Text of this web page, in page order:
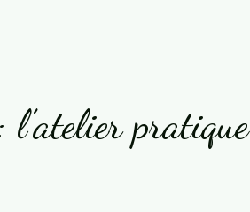
pratique